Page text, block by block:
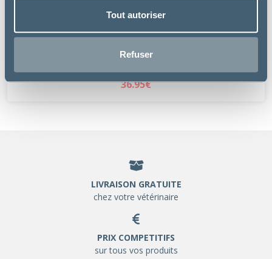
Tout autoriser
Refuser
Rosewood
à partir de
36.95€
LIVRAISON GRATUITE
chez votre vétérinaire
PRIX COMPETITIFS
sur tous vos produits